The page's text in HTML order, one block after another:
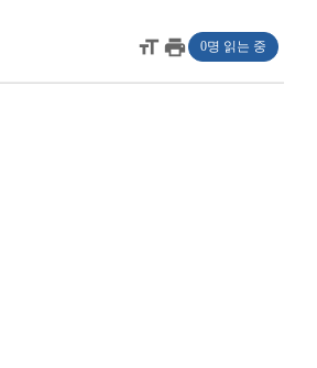
format_sizeprint 0명 읽는 중